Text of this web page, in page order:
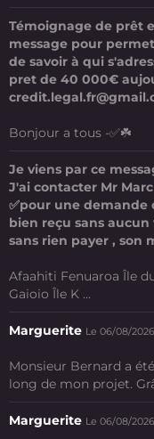
Témoignage de prêt
message pour
de savoir à qui
pret de 40 000€
Bonjour a tous -✅☘️
Je viens par ce
J'ai contacter Mr
✅pour une
bien reçu sans
sans rien payer , son
Afaahiti Fenuaroa Île
Gaioio Île K ...
Marguerite Le 06/08/2026
Monsieur Bernard a
long de mon projet.
Marguerite Le 06/08/2026